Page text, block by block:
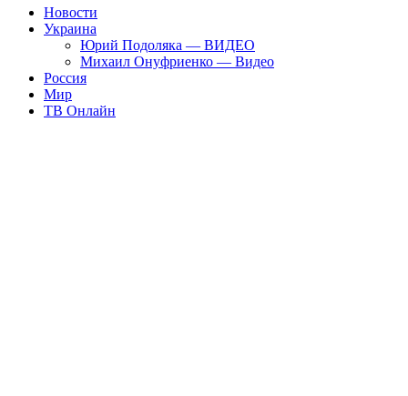
Новости
Украина
Юрий Подоляка — ВИДЕО
Михаил Онуфриенко — Видео
Россия
Мир
ТВ Онлайн